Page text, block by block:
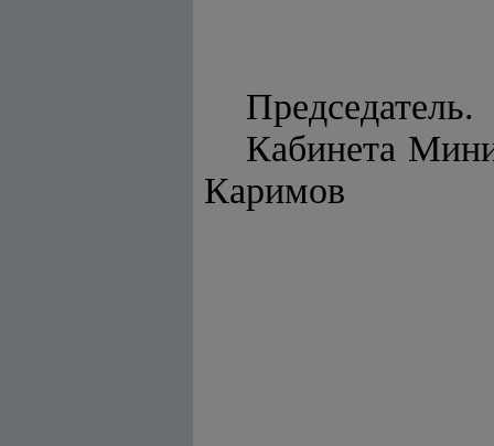
Председатель.
Каримов